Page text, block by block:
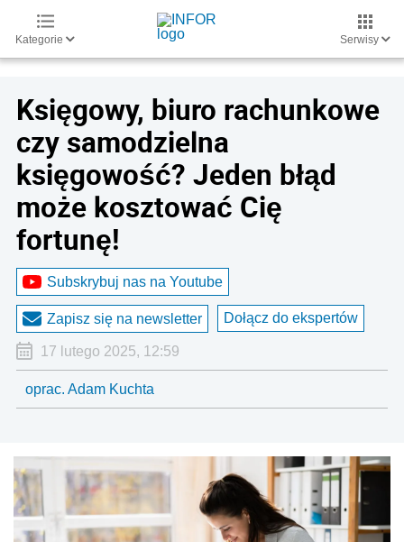
Kategorie Serwisy
Księgowy, biuro rachunkowe
czy samodzielna
księgowość? Jeden błąd
może kosztować Cię
fortunę!
Subskrybuj nas na Youtube
Zapisz się na newsletter Dołącz do ekspertów
17 lutego 2025, 12:59
oprac. Adam Kuchta